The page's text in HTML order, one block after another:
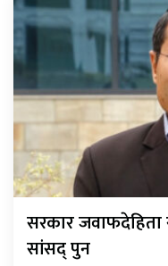
सरकार जवाफदेहिता
सांसद् पुन